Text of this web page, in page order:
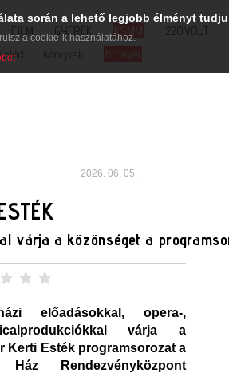
FILM GYEREK KSMM
220VOLT
könyvek hírlevél
2026. 06. 05.
várja a közönséget a
előadásokkal, opera-,
várja a
Kerti Esték programsorozat a
Rendezvényközpont
során a lehető legjobb élményt
a cookie-k használatához.